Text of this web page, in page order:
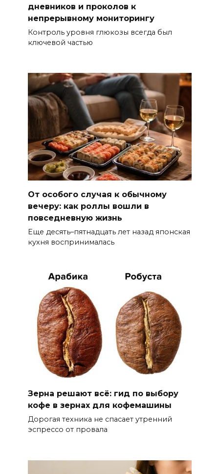
дневников и проколов к
непрерывному мониторингу
Контроль уровня глюкозы всегда был
ключевой частью
От особого случая к обычному
вечеру: как роллы вошли в
повседневную жизнь
Еще десять–пятнадцать лет назад японская
кухня воспринималась
Зерна решают всё: гид по выбору
кофе в зернах для кофемашины
Дорогая техника не спасает утренний
эспрессо от провала